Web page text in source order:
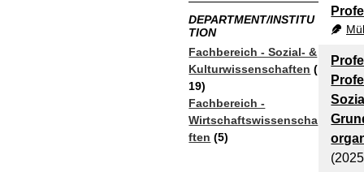
DEPARTMENT/INSTITU
TION
Fachbereich - Sozial- &
Kulturwissenschaften (
19)
Fachbereich -
Wirtschaftswissenscha
ften (5)